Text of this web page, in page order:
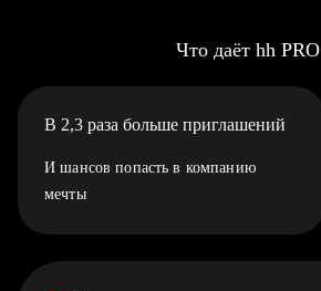
Что даёт hh PRO
В 2,3 раза больше приглашений
И шансов попасть в компанию
мечты